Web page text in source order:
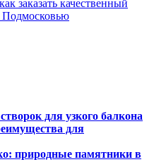
заказать качественный
Подмосковью
для узкого балкона
для
природные памятники в